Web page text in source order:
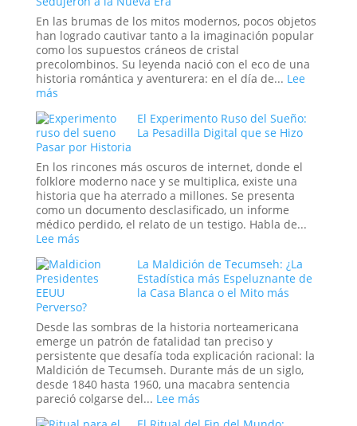
Will
Smith:
los
oscuros
orígenes
de
Hombres
de
Negro
En las brumas de los mitos modernos, pocos objetos
han logrado cautivar tanto a la imaginación popular
como los supuestos cráneos de cristal
precolombinos. Su leyenda nació con el eco de una
historia romántica y aventurera: en el día de... Lee
más:
Cristal
y
el
Engaño:
Los
Cráneos
que
Espantaron
a
Ciencia
y
Sedujeron
a
la
Nueva
Era
El Experimento Ruso del Sueño:
La Pesadilla Digital que se Hizo
Pasar por Historia
En los rincones más oscuros de internet, donde el
folklore moderno nace y se multiplica, existe una
historia que ha aterrado a millones. Se presenta
como un documento desclasificado, un informe
médico perdido, el relato de un testigo. Habla de...
Lee más:
Experimento
Ruso
Sueño:
La
Pesadilla
Digital
que
se
Hizo
Pasar
La Maldición de Tecumseh: ¿La
Estadística más Espeluznante de
la Casa Blanca o el Mito más
Perverso?
Desde las sombras de la historia norteamericana
emerge un patrón de fatalidad tan preciso y
persistente que desafía toda explicación racional: la
Maldición de Tecumseh. Durante más de un siglo,
desde 1840 hasta 1960, una macabra sentencia
pareció colgarse del... Lee más: